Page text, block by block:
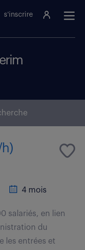
s'inscrire
4 mois
salariés, en lien
du
les entrées et